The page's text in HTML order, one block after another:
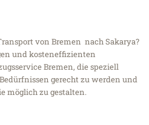
von Bremen nach Sakarya?
und kosteneffizienten
Bremen, die speziell
gerecht zu werden und
möglich zu gestalten.